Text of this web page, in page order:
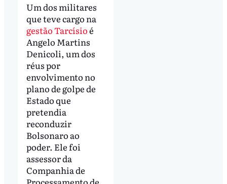
Um dos militares
que teve cargo na
gestão Tarcísioé
Angelo Martins
Denicoli, um dos
réus por
envolvimento no
plano de golpe de
Estado que
pretendia
reconduzir
Bolsonaro ao
poder. Ele foi
assessor da
Companhia de